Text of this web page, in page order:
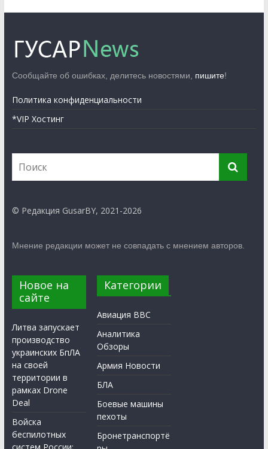
Сообщайте об ошибках, делитесь новостями, пишите!
Политика конфиденциальности
*VIP Хостинг
© Редакция GusarBY, 2021-2026
Мнение редакции может не совпадать с мнением авторов.
Новое на
сайте
Литва запускает
производство
украинских БпЛА
на своей
территории в
рамках Drone
Deal
Войска
беспилотных
Категории
Авиация ВВС
Аналитика
Обзоры
Армия Новости
БЛА
Боевые машины
пехоты
Бронетранспортё